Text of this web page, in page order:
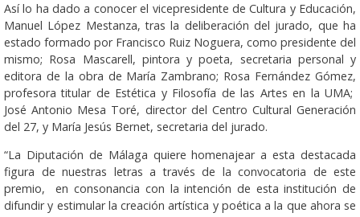
Así lo ha dado a conocer el vicepresidente de Cultura y Educación,
Manuel López Mestanza, tras la deliberación del jurado, que ha
estado formado por Francisco Ruiz Noguera, como presidente del
mismo; Rosa Mascarell, pintora y poeta, secretaria personal y
editora de la obra de María Zambrano; Rosa Fernández Gómez,
profesora titular de Estética y Filosofía de las Artes en la UMA;
José Antonio Mesa Toré, director del Centro Cultural Generación
del 27, y María Jesús Bernet, secretaria del jurado.
“La Diputación de Málaga quiere homenajear a esta destacada
figura de nuestras letras a través de la convocatoria de este
premio, en consonancia con la intención de esta institución de
difundir y estimular la creación artística y poética a la que ahora se